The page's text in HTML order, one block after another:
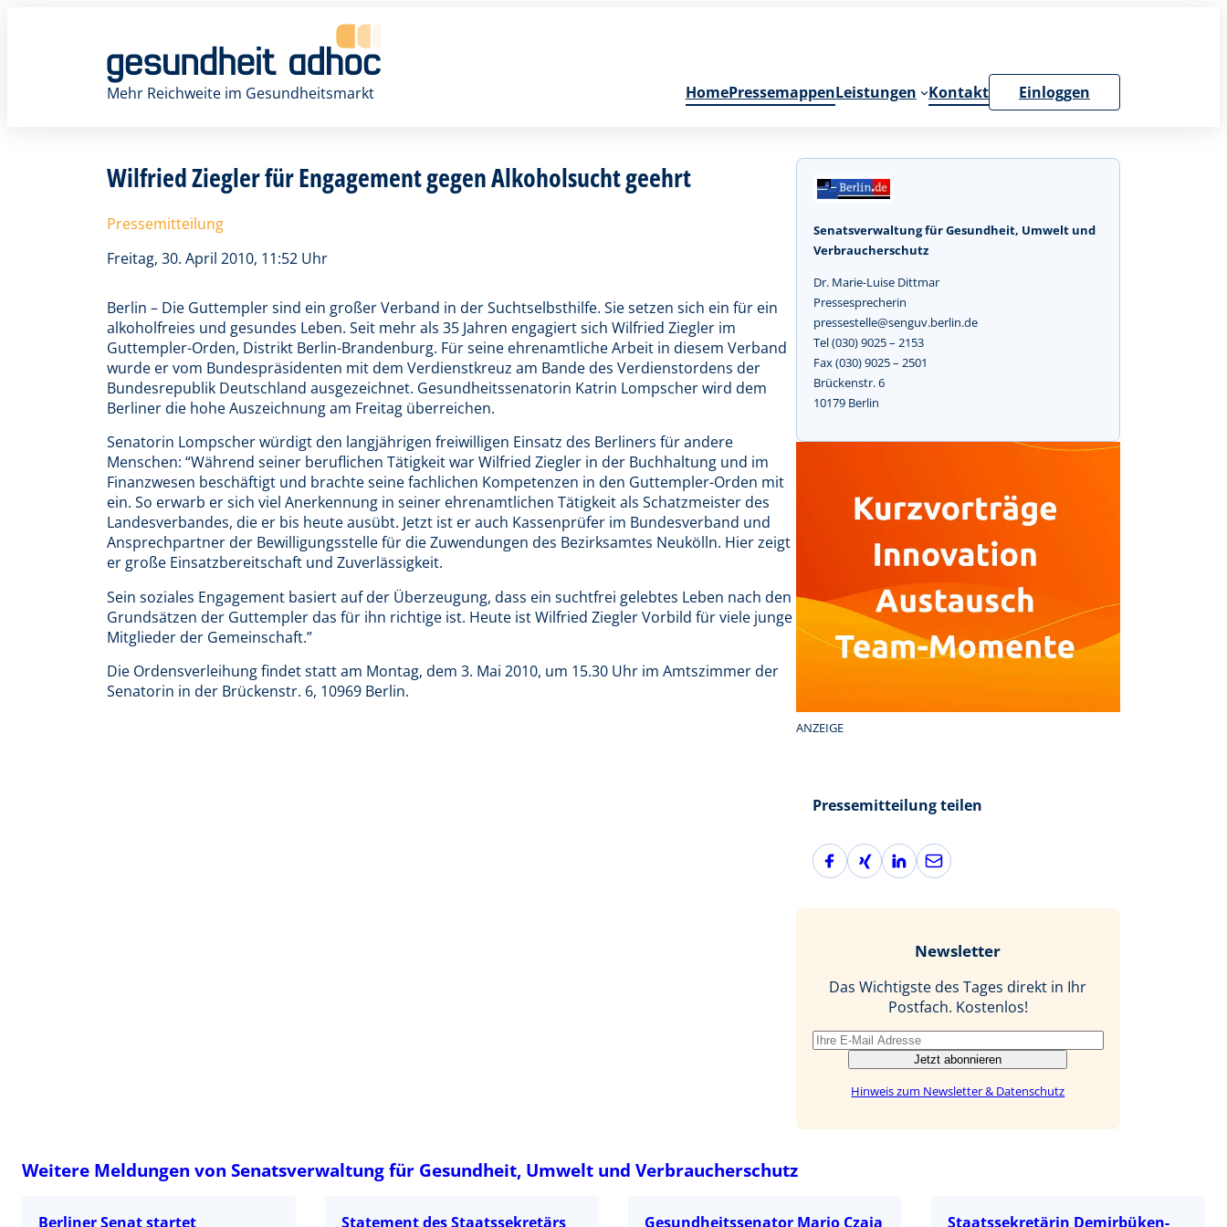
Mehr Reichweite im Gesundheitsmarkt
HomePressemappenLeistungen Kontakt Einloggen
Wilfried Ziegler für Engagement gegen Alkoholsucht geehrt
Pressemitteilung
Freitag, 30. April 2010, 11:52 Uhr
Berlin – Die Guttempler sind ein großer Verband in der Suchtselbsthilfe. Sie setzen sich ein für ein
alkoholfreies und gesundes Leben. Seit mehr als 35 Jahren engagiert sich Wilfried Ziegler im
Guttempler-Orden, Distrikt Berlin-Brandenburg. Für seine ehrenamtliche Arbeit in diesem Verband
wurde er vom Bundespräsidenten mit dem Verdienstkreuz am Bande des Verdienstordens der
Bundesrepublik Deutschland ausgezeichnet. Gesundheitssenatorin Katrin Lompscher wird dem
Berliner die hohe Auszeichnung am Freitag überreichen.
Senatorin Lompscher würdigt den langjährigen freiwilligen Einsatz des Berliners für andere
Menschen: “Während seiner beruflichen Tätigkeit war Wilfried Ziegler in der Buchhaltung und im
Finanzwesen beschäftigt und brachte seine fachlichen Kompetenzen in den Guttempler-Orden mit
ein. So erwarb er sich viel Anerkennung in seiner ehrenamtlichen Tätigkeit als Schatzmeister des
Landesverbandes, die er bis heute ausübt. Jetzt ist er auch Kassenprüfer im Bundesverband und
Ansprechpartner der Bewilligungsstelle für die Zuwendungen des Bezirksamtes Neukölln. Hier zeigt
er große Einsatzbereitschaft und Zuverlässigkeit.
Sein soziales Engagement basiert auf der Überzeugung, dass ein suchtfrei gelebtes Leben nach den
Grundsätzen der Guttempler das für ihn richtige ist. Heute ist Wilfried Ziegler Vorbild für viele junge
Mitglieder der Gemeinschaft.”
Die Ordensverleihung findet statt am Montag, dem 3. Mai 2010, um 15.30 Uhr im Amtszimmer der
Senatorin in der Brückenstr. 6, 10969 Berlin.
Senatsverwaltung für Gesundheit, Umwelt und
Verbraucherschutz
Dr. Marie-Luise Dittmar
Pressesprecherin
pressestelle@senguv.berlin.de
Tel (030) 9025 – 2153
Fax (030) 9025 – 2501
Brückenstr. 6
10179 Berlin
ANZEIGE
Pressemitteilung teilen
F
a
X
i
L
i
n
E
-
l
Newsletter
Das Wichtigste des Tages direkt in Ihr
Postfach. Kostenlos!
Jetzt abonnieren
Hinweis zum Newsletter & Datenschutz
Weitere Meldungen von Senatsverwaltung für Gesundheit, Umwelt und Verbraucherschutz
Berliner Senat startet Statement des Staatssekretärs Gesundheitssenator Mario Czaja Staatssekretärin Demirbüken-